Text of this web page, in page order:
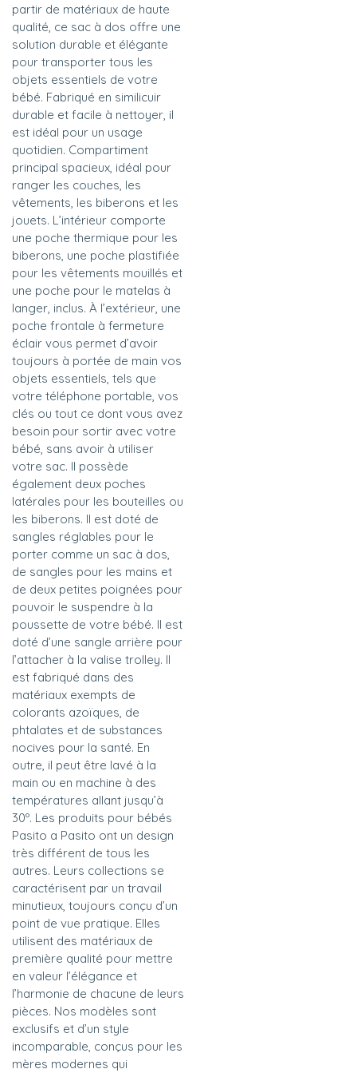
partir de matériaux de haute
qualité, ce sac à dos offre une
solution durable et élégante
pour transporter tous les
objets essentiels de votre
bébé. Fabriqué en similicuir
durable et facile à nettoyer, il
est idéal pour un usage
quotidien. Compartiment
principal spacieux, idéal pour
ranger les couches, les
vêtements, les biberons et les
jouets. L’intérieur comporte
une poche thermique pour les
biberons, une poche plastifiée
pour les vêtements mouillés et
une poche pour le matelas à
langer, inclus. À l’extérieur, une
poche frontale à fermeture
éclair vous permet d’avoir
toujours à portée de main vos
objets essentiels, tels que
votre téléphone portable, vos
clés ou tout ce dont vous avez
besoin pour sortir avec votre
bébé, sans avoir à utiliser
votre sac. Il possède
également deux poches
latérales pour les bouteilles ou
les biberons. Il est doté de
sangles réglables pour le
porter comme un sac à dos,
de sangles pour les mains et
de deux petites poignées pour
pouvoir le suspendre à la
poussette de votre bébé. Il est
doté d’une sangle arrière pour
l’attacher à la valise trolley. Il
est fabriqué dans des
matériaux exempts de
colorants azoïques, de
phtalates et de substances
nocives pour la santé. En
outre, il peut être lavé à la
main ou en machine à des
températures allant jusqu’à
30º. Les produits pour bébés
Pasito a Pasito ont un design
très différent de tous les
autres. Leurs collections se
caractérisent par un travail
minutieux, toujours conçu d’un
point de vue pratique. Elles
utilisent des matériaux de
première qualité pour mettre
en valeur l’élégance et
l’harmonie de chacune de leurs
pièces. Nos modèles sont
exclusifs et d’un style
incomparable, conçus pour les
mères modernes qui